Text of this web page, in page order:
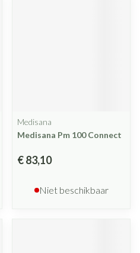
Medisana
Medisana Pm 100 Connect
€ 83,10
Niet beschikbaar